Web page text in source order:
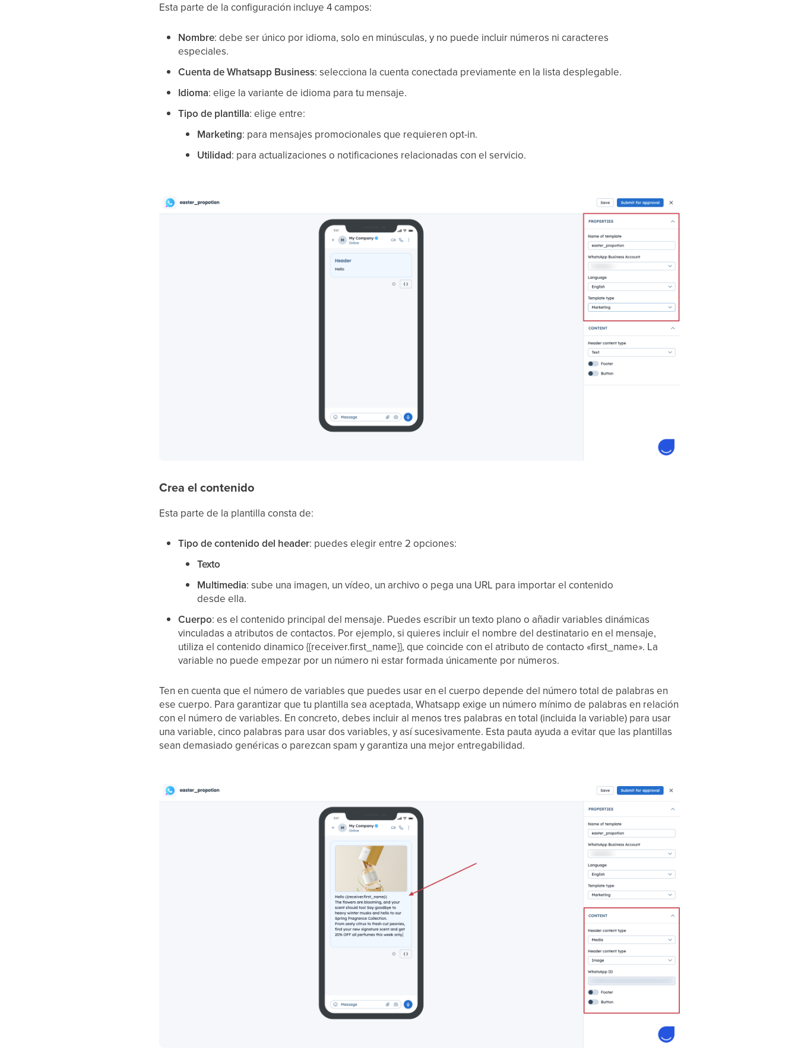
Esta parte de la configuración incluye 4 campos:
Nombre: debe ser único por idioma, solo en minúsculas, y no puede incluir números ni caracteres
especiales.
Cuenta de Whatsapp Business: selecciona la cuenta conectada previamente en la lista desplegable.
Idioma: elige la variante de idioma para tu mensaje.
Tipo de plantilla: elige entre:
Marketing: para mensajes promocionales que requieren opt-in.
Utilidad: para actualizaciones o notificaciones relacionadas con el servicio.
Crea el contenido
Esta parte de la plantilla consta de:
Tipo de contenido del header: puedes elegir entre 2 opciones:
Texto
Multimedia: sube una imagen, un vídeo, un archivo o pega una URL para importar el contenido
desde ella.
Cuerpo: es el contenido principal del mensaje. Puedes escribir un texto plano o añadir variables dinámicas
vinculadas a atributos de contactos. Por ejemplo, si quieres incluir el nombre del destinatario en el mensaje,
utiliza el contenido dinamico {{receiver.first_name}}, que coincide con el atributo de contacto «first_name». La
variable no puede empezar por un número ni estar formada únicamente por números.
Ten en cuenta que el número de variables que puedes usar en el cuerpo depende del número total de palabras en
ese cuerpo. Para garantizar que tu plantilla sea aceptada, Whatsapp exige un número mínimo de palabras en relación
con el número de variables. En concreto, debes incluir al menos tres palabras en total (incluida la variable) para usar
una variable, cinco palabras para usar dos variables, y así sucesivamente. Esta pauta ayuda a evitar que las plantillas
sean demasiado genéricas o parezcan spam y garantiza una mejor entregabilidad.